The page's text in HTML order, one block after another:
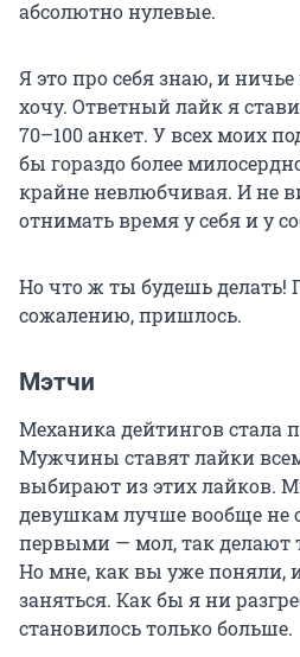
абсолютно нулевые.
Я это про себя знаю, и
хочу. Ответный лайк я
70–100 анкет. У всех моих
бы гораздо более
крайне невлюбчивая. И не
отнимать время у себя и у
Но что ж ты будешь делать!
сожалению, пришлось.
Мэтчи
Механика дейтингов стала
Мужчины ставят лайки
выбирают из этих лайков.
девушкам лучше вообще не
первыми — мол, так
Но мне, как вы уже поняли,
заняться. Как бы я ни
становилось только больше.